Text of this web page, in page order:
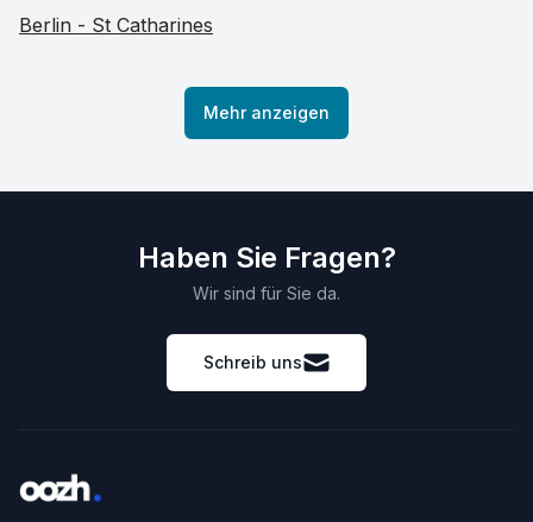
Berlin - St Catharines
Mehr anzeigen
Haben Sie Fragen?
Wir sind für Sie da.
Schreib uns